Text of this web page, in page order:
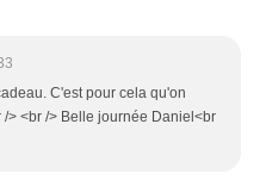
C'est pour cela qu'on
/> <br /> Belle journée Daniel<br